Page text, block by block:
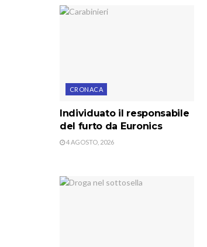
CRONACA
Individuato il responsabile
del furto da Euronics
4 AGOSTO, 2026